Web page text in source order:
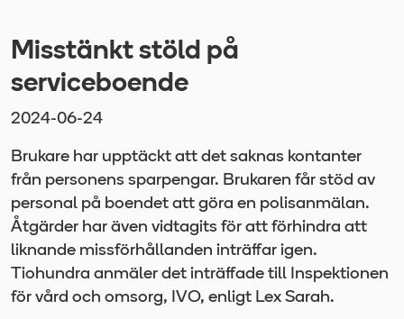
Misstänkt stöld på
serviceboende
2024-06-24
Brukare har upptäckt att det saknas kontanter
från personens sparpengar. Brukaren får stöd av
personal på boendet att göra en polisanmälan.
Åtgärder har även vidtagits för att förhindra att
liknande missförhållanden inträffar igen.
Tiohundra anmäler det inträffade till Inspektionen
för vård och omsorg, IVO, enligt Lex Sarah.